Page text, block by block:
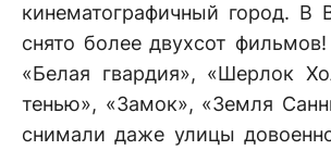
кинематографичный город. В
снято более двухсот
«Белая гвардия», «Шерлок
тенью», «Замок», «Земля
снимали даже улицы